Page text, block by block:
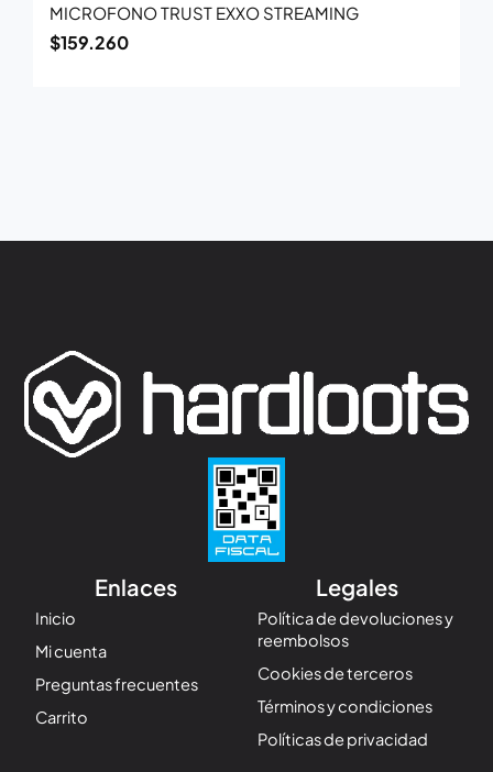
MICROFONO TRUST EXXO STREAMING
$159.260
Enlaces
Inicio
Mi cuenta
Preguntas frecuentes
Carrito
Legales
Política de devoluciones y
reembolsos
Cookies de terceros
Términos y condiciones
Políticas de privacidad